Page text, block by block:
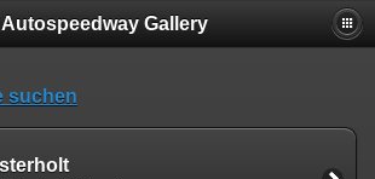
Autospeedway Gallery
suchen